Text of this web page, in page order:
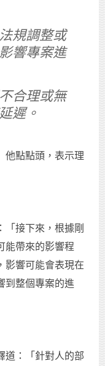
規調整或
響專案進
合理或無
遲。
他點點頭，表示理
「接下來，根據剛
能帶來的影響程
影響可能會表現在
到整個專案的進
道：「針對人的部